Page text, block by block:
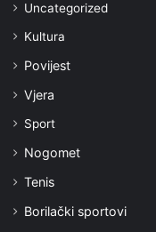
Uncategorized
Kultura
Povijest
Vjera
Sport
Nogomet
Tenis
Borilački sportovi